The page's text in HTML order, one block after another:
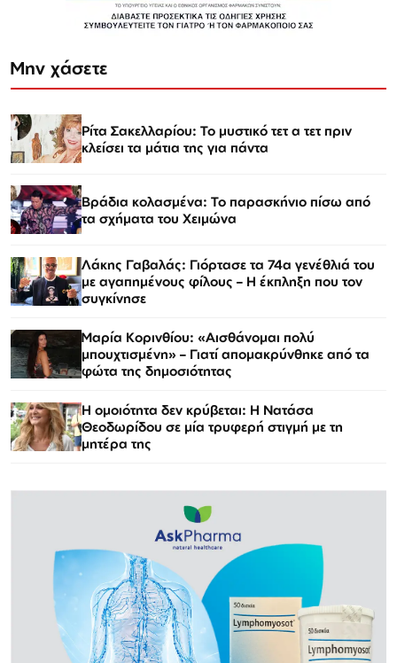
Μην χάσετε
Ρίτα Σακελλαρίου: Το μυστικό τετ α τετ πριν
κλείσει τα μάτια της για πάντα
Βράδια κολασμένα: Το παρασκήνιο πίσω από
τα σχήματα του Χειμώνα
Λάκης Γαβαλάς: Γιόρτασε τα 74α γενέθλιά του
με αγαπημένους φίλους – Η έκπληξη που τον
συγκίνησε
Μαρία Κορινθίου: «Αισθάνομαι πολύ
μπουχτισμένη» – Γιατί απομακρύνθηκε από τα
φώτα της δημοσιότητας
Η ομοιότητα δεν κρύβεται: Η Νατάσα
Θεοδωρίδου σε μία τρυφερή στιγμή με τη
μητέρα της